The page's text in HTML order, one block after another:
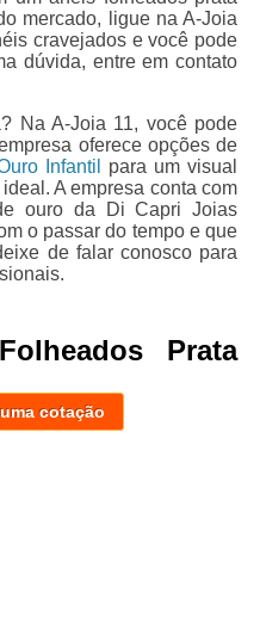
mercado, ligue na A-Joia
cravejados e você pode
dúvida, entre em contato
Na A-Joia 11, você pode
oferece opções de
Infantil
para um visual
A empresa conta com
ouro da Di Capri Joias
o passar do tempo e que
de falar conosco para
Prata
cotação